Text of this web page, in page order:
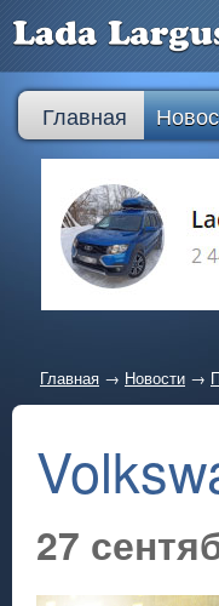
Главная
Главная → Новости →
27